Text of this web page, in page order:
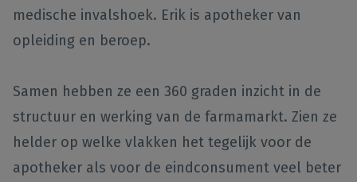
medische invalshoek. Erik is apotheker van
opleiding en beroep.
Samen hebben ze een 360 graden inzicht in de
structuur en werking van de farmamarkt. Zien ze
helder op welke vlakken het tegelijk voor de
apotheker als voor de eindconsument veel beter